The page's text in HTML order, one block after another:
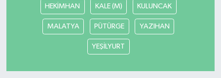
HEKİMHAN KALE (M) KULUNCAK
MALATYA PÜTÜRGE YAZIHAN
YEŞİLYURT